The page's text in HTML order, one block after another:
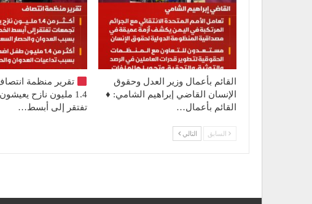
القائم بأعمال وزير العدل وحقوق
الإنسان القاضي إبراهيم الشامي: ♦️
القائم بأعمال…
تقرير منظمة
1.4 مليون نازح
تفتقر إلى أبسط…
السابق التالي